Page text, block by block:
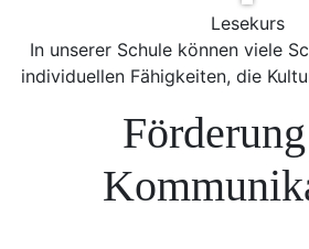
Lesekurs
In unserer Schule können viele
individuellen Fähigkeiten, die